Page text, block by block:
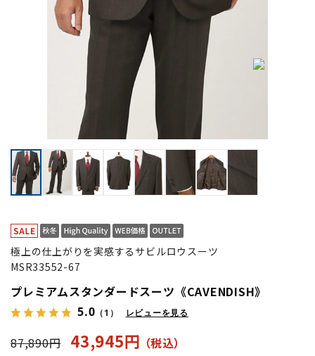
極上の仕上がりを実感するサビルロウスーツ
MSR33552-67
プレミアムスタンダードスーツ《CAVENDISH》
5.0 （1） レビューを見る
87,890円 43,945円